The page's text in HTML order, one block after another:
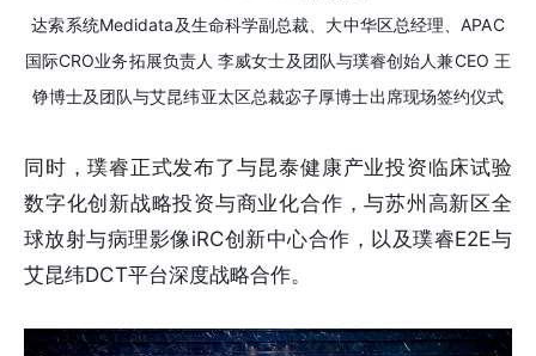
达索系统Medidata及生命科学副总裁、大中华区总经理、APAC
国际CRO业务拓展负责人 李威女士及团队与璞睿创始人兼CEO 王
铮博士及团队与艾昆纬亚太区总裁宓子厚博士出席现场签约仪式
同时，璞睿正式发布了与昆泰健康产业投资临床试验
数字化创新战略投资与商业化合作，与苏州高新区全
球放射与病理影像iRC创新中心合作，以及璞睿E2E与
艾昆纬DCT平台深度战略合作。